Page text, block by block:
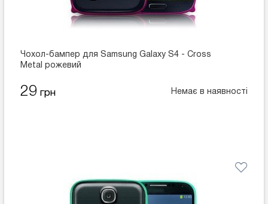
Чохол-бампер для Samsung Galaxy S4 - Cross
Metal рожевий
29 грн Немає в наявності